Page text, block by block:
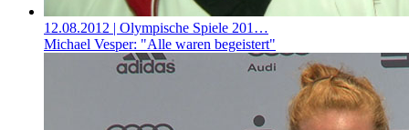
12.08.2012 | Olympische Spiele 201…
Michael Vesper: "Alle waren begeistert"